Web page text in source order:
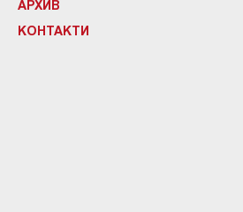
АРХИВ
КОНТАКТИ